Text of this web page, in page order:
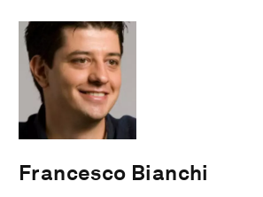
Francesco Bianchi